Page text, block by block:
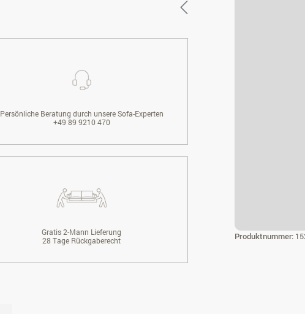
Produktnummer:
Persönliche Beratung durch unsere Sofa-Experten
+49 89 9210 470
Gratis 2-Mann Lieferung
28 Tage Rückgaberecht